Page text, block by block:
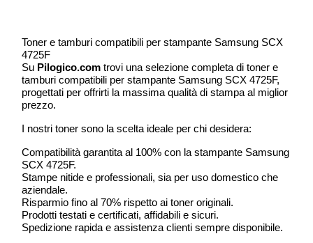
Toner e tamburi compatibili per stampante Samsung SCX
4725F
Su Pilogico.com trovi una selezione completa di toner e
tamburi compatibili per stampante Samsung SCX 4725F,
progettati per offrirti la massima qualità di stampa al miglior
prezzo.
I nostri toner sono la scelta ideale per chi desidera:
Compatibilità garantita al 100% con la stampante Samsung
SCX 4725F.
Stampe nitide e professionali, sia per uso domestico che
aziendale.
Risparmio fino al 70% rispetto ai toner originali.
Prodotti testati e certificati, affidabili e sicuri.
Spedizione rapida e assistenza clienti sempre disponibile.